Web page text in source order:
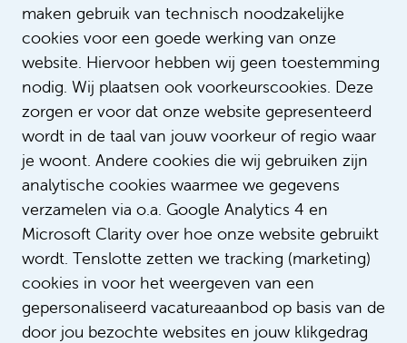
maken gebruik van technisch noodzakelijke
cookies voor een goede werking van onze
website. Hiervoor hebben wij geen toestemming
nodig. Wij plaatsen ook voorkeurscookies. Deze
zorgen er voor dat onze website gepresenteerd
wordt in de taal van jouw voorkeur of regio waar
je woont. Andere cookies die wij gebruiken zijn
analytische cookies waarmee we gegevens
verzamelen via o.a. Google Analytics 4 en
Microsoft Clarity over hoe onze website gebruikt
wordt. Tenslotte zetten we tracking (marketing)
cookies in voor het weergeven van een
gepersonaliseerd vacatureaanbod op basis van de
door jou bezochte websites en jouw klikgedrag